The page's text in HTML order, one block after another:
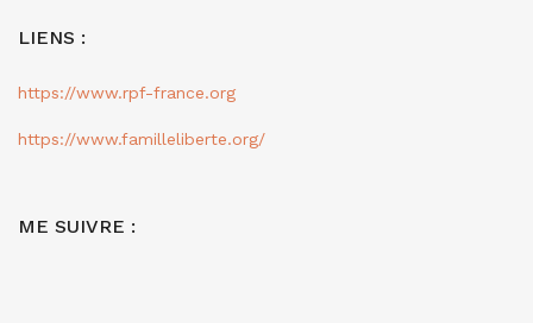
LIENS :
https://www.rpf-france.org
https://www.familleliberte.org/
ME SUIVRE :